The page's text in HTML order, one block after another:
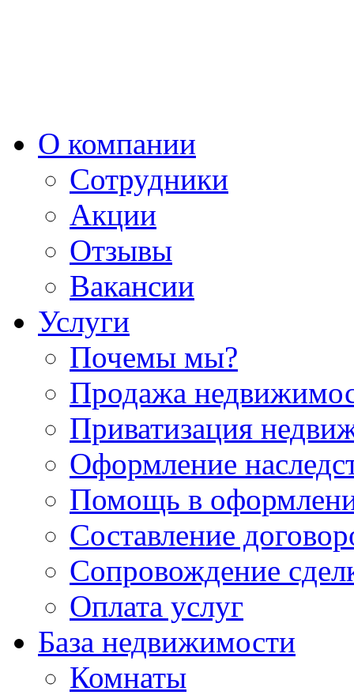
О компании
Сотрудники
Акции
Отзывы
Вакансии
Услуги
Почемы мы?
Продажа
Приватизация
Оформление
Помощь в
Составление
Сопровождение
Оплата услуг
База недвижимости
Комнаты